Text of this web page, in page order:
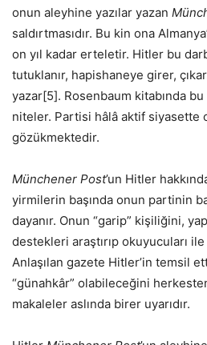
onun aleyhine yazılar yazan
saldırtmasıdır. Bu kin ona
on yıl kadar erteletir. Hitler bu
tutuklanır, hapishaneye girer,
yazar[5]. Rosenbaum kitabında
niteler. Partisi hâlâ aktif siyasette
gözükmektedir.
Münchener Post’un Hitler
yirmilerin başında onun partinin
dayanır. Onun “garip” kişiliğini,
destekleri araştırıp okuyucuları ile
Anlaşılan gazete Hitler’in temsil
“günahkâr” olabileceğini
makaleler aslında birer uyarıdır.